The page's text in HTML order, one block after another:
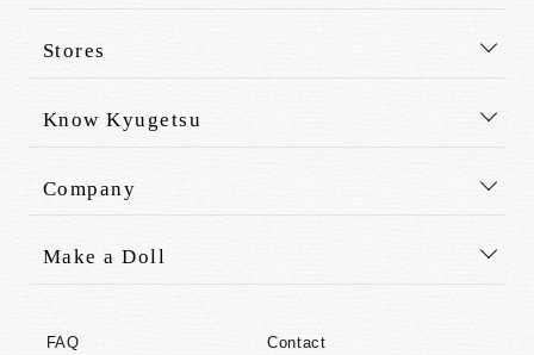
Stores
Know Kyugetsu
Company
Make a Doll
FAQ Contact